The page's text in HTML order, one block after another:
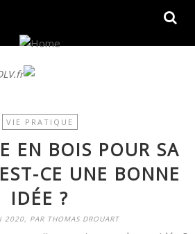
VIE PRATIQUE
EN BOIS POUR SA
CE UNE BONNE
IDÉE ?
2020, PAR THOMAS DROUART